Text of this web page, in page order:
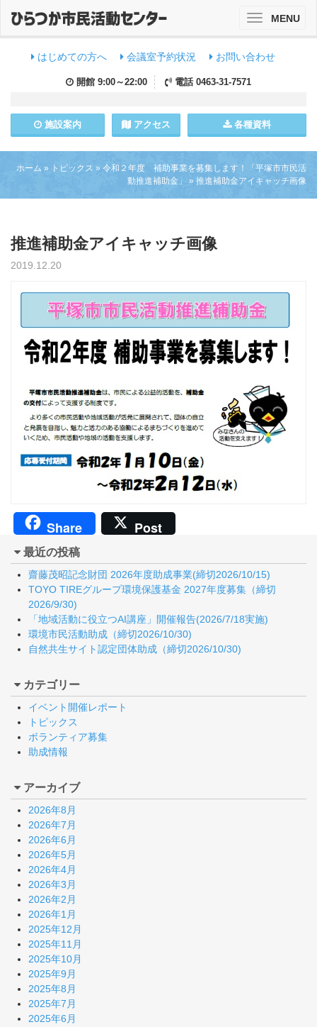
はじめての方へ 会議室予約状況 お問い合わせ
開館 9:00～22:00 電話 0463-31-7571
施設案内 アクセス 各種資料
ToggleMENU
ホーム » トピックス » 令和２年度 補助事業を募集します！「平塚市市民活
動推進補助金」
» 推進補助金アイキャッチ画像
推進補助金アイキャッチ画像
2019.12.20
Share Post
最近の投稿
齋藤茂昭記念財団 2026年度助成事業(締切2026/10/15)
TOYO TIREグループ環境保護基金 2027年度募集（締切
2026/9/30)
「地域活動に役立つAI講座」開催報告(2026/7/18実施)
環境市民活動助成（締切2026/10/30)
自然共生サイト認定団体助成（締切2026/10/30)
カテゴリー
イベント開催レポート
トピックス
ボランティア募集
助成情報
アーカイブ
2026年8月
2026年7月
2026年6月
2026年5月
2026年4月
2026年3月
2026年2月
2026年1月
2025年12月
2025年11月
2025年10月
2025年9月
2025年8月
2025年7月
2025年6月